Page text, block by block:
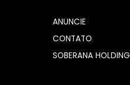
ANUNCIE
CONTATO
SOBERANA HOLDING